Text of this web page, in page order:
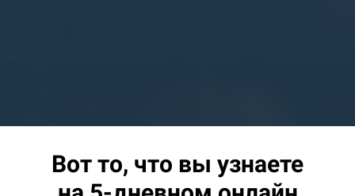
Вот то, что вы узнаете